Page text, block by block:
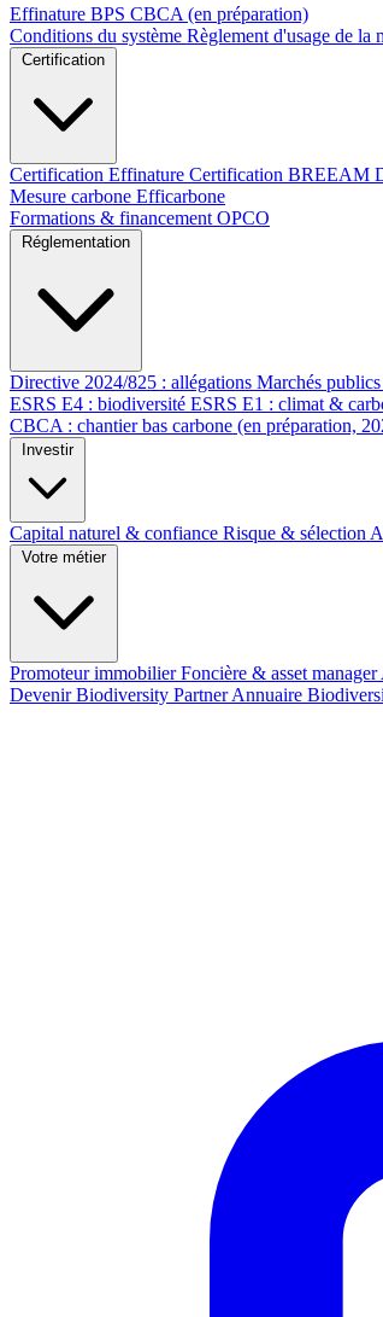
Effinature BPS CBCA (en préparation)
Conditions du système Règlement d'usage de la
Certification
Certification Effinature Certification BREEAM
Mesure carbone Efficarbone
Formations & financement OPCO
Réglementation
Directive 2024/825 : allégations Marchés
ESRS E4 : biodiversité ESRS E1 : climat &
CBCA : chantier bas carbone (en préparation,
Investir
Capital naturel & confiance Risque & sélection
Votre métier
Promoteur immobilierFoncière & asset manager
Devenir Biodiversity PartnerAnnuaire